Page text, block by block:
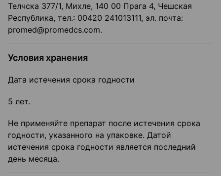
Телчска 377/1, Михле, 140 00 Прага 4, Чешская
Республика, тел.: 00420 241013111, эл. почта:
promed@promedcs.com.
Условия хранения
Дата истечения срока годности
5 лет.
Не применяйте препарат после истечения срока
годности, указанного на упаковке. Датой
истечения срока годности является последний
день месяца.